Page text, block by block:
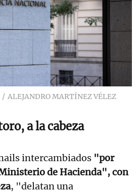
ALEJANDRO MARTÍNEZ VÉLEZ
a la cabeza
intercambiados "por
de Hacienda", con
, "delatan una